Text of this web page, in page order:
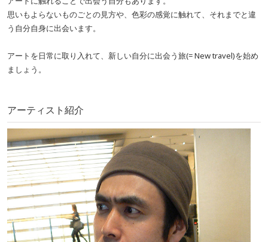
思いもよらないものごとの見方や、色彩の感覚に触れて、それまでと違
う自分自身に出会います。
アートを日常に取り入れて、新しい自分に出会う旅(= New travel)を始め
ましょう。
アーティスト紹介